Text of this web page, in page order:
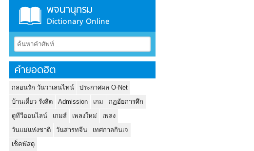
พจนานุกรม
Dictionary Online
คำยอดฮิต
กลอนรัก วันวาเลนไทน์
ประกาศผล O-Net
บ้านเดี่ยว รังสิต
Admission เกม
กฏอัยการศึก
ดูทีวีออนไลน์
เกมส์ เพลงใหม่
เพลง
วันแม่แห่งชาติ
วันสารทจีน
เทศกาลกินเจ
เช็คพัสดุ